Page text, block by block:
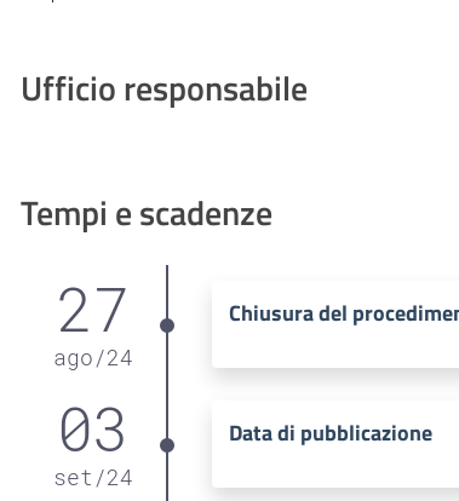
Ufficio responsabile
Tempi e scadenze
27
ago/24
Chiusura del
03
set /24
Data di pubblicazione